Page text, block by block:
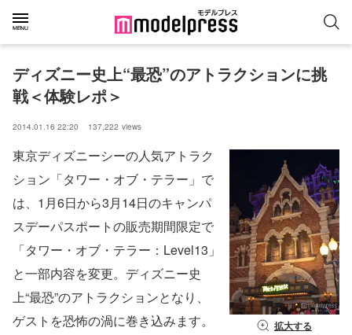
ディズニー史上“最恐”のアトラクションに挑
戦＜体験レポ＞
2014.01.16 22:20 137,222 views
拡大する
東京ディズニーシーの人気アトラク
ション「タワー・オブ・テラー」で
は、1月6日から3月14日のキャンパ
スデーパスポートの販売期間限定で
「タワー・オブ・テラー：Level13」
と一部内容を変更。ディズニー史
上“最恐”のアトラクションとなり、
ゲストを恐怖の渦に巻き込みます。